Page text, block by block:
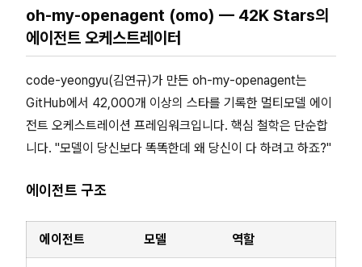
oh-my-openagent (omo) — 42K Stars의
에이전트 오케스트레이터
code-yeongyu(김연규)가 만든 oh-my-openagent는
GitHub에서 42,000개 이상의 스타를 기록한 멀티모델 에이
전트 오케스트레이션 프레임워크입니다. 핵심 철학은 단순합
니다. "모델이 당신보다 똑똑한데 왜 당신이 다 하려고 하죠?"
에이전트 구조
에이전트 모델 역할